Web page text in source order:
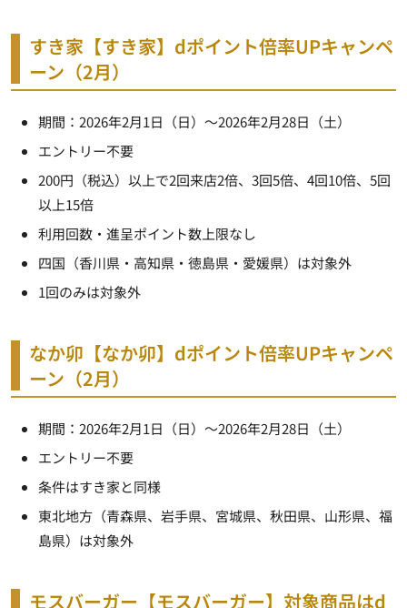
すき家【すき家】dポイント倍率UPキャンペ
ーン（2月）
期間：2026年2月1日（日）～2026年2月28日（土）
エントリー不要
200円（税込）以上で2回来店2倍、3回5倍、4回10倍、5回
以上15倍
利用回数・進呈ポイント数上限なし
四国（香川県・高知県・徳島県・愛媛県）は対象外
1回のみは対象外
なか卯【なか卯】dポイント倍率UPキャンペ
ーン（2月）
期間：2026年2月1日（日）～2026年2月28日（土）
エントリー不要
条件はすき家と同様
東北地方（青森県、岩手県、宮城県、秋田県、山形県、福
島県）は対象外
モスバーガー【モスバーガー】対象商品はd